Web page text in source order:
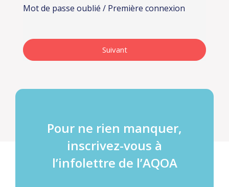
Mot de passe oublié / Première connexion
Pour ne rien manquer,
inscrivez-vous à
l’infolettre de l’AQOA